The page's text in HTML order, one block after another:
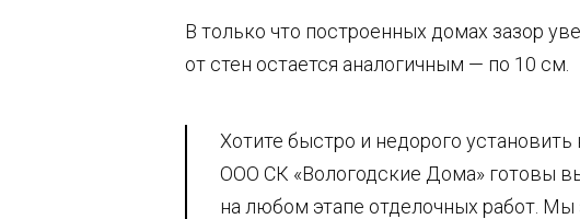
В только что построенных домах зазор
от стен остается аналогичным — по 10 см.
Хотите быстро и недорого
ООО СК «Вологодские Дома» готовы
на любом этапе отделочных работ.